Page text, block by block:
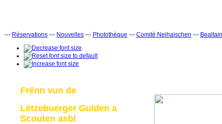
--- Réservations --- Nouvelles --- Photothèque --- Comité Neihaischen ---
Frënn vun de
Lëtzebuerger Guiden a
Scouten asbl